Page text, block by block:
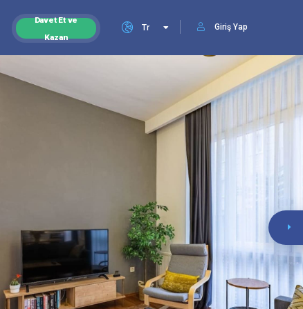
Giriş Yap
Tr
Davet Et ve
Kazan